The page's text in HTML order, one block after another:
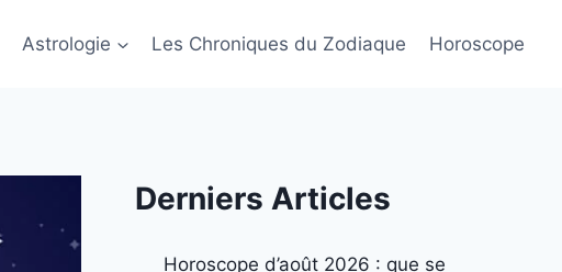
Astrologie Les Chroniques du Zodiaque Horoscope
Derniers Articles
Horoscope d’août 2026 : que se